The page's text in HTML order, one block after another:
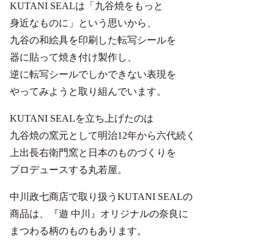
KUTANI SEALは「九谷焼をもっと
身近なものに」という思いから、
九谷の和絵具を印刷した転写シールを
器に貼って焼き付け製作し、
逆に転写シールでしかできない表現を
やってみようと取り組んでいます。
KUTANI SEALを立ち上げたのは
九谷焼の窯元として明治12年から六代続く
上出長右衛門窯と日本のものづくりを
プロデュースする丸若屋。
中川政七商店で取り扱うKUTANI SEALの
商品は、『遊 中川』オリジナルの奈良に
まつわる柄のものもあります。